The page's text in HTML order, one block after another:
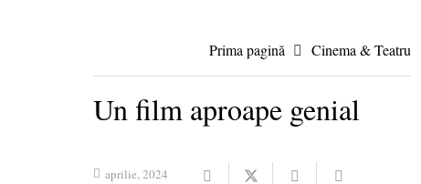
Prima pagină Cinema & Teatru
Un film aproape genial
aprilie, 2024